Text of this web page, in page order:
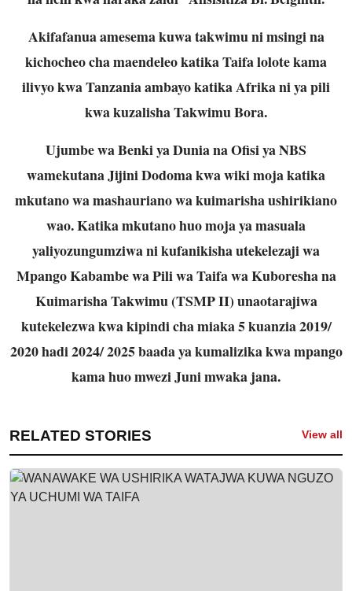
Akifafanua amesema kuwa takwimu ni msingi na
kichocheo cha maendeleo katikaTaifa lolote kama
ilivyo kwa Tanzania ambayo katika Afrika ni ya pili
kwa kuzalishaTakwimu Bora.
Ujumbe wa Benki ya Dunia na Ofisi ya NBS
wamekutana Jijini Dodoma kwa wiki mojakatika
mkutano wa mashauriano wa kuimarisha ushirikiano
wao. Katika mkutano huomoja ya masuala
yaliyozungumziwa ni kufanikisha utekelezaji wa
Mpango Kabambe waPili wa Taifa wa Kuboresha na
Kuimarisha Takwimu (TSMP II) unaotarajiwa
kutekelezwa kwa kipindi cha miaka 5 kuanzia 2019/
2020 hadi 2024/ 2025 baada yakumalizika kwa mpango
kama huo mwezi Juni mwaka jana.
RELATED STORIES View all